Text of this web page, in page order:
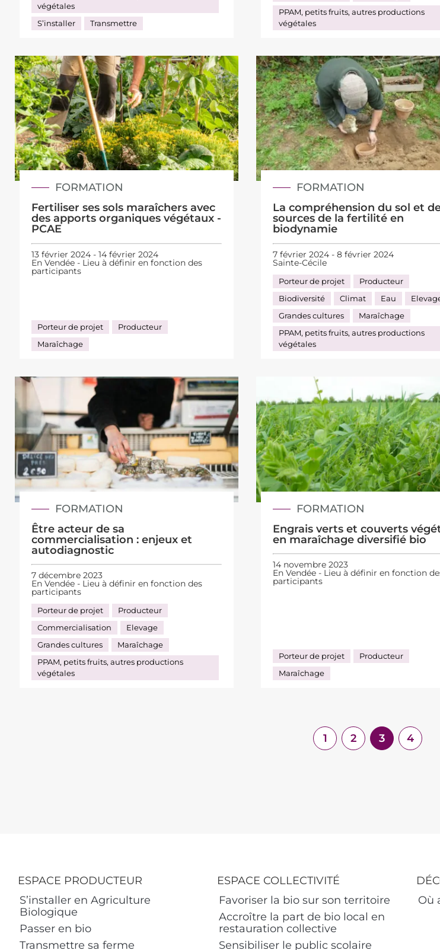
végétales
S’installer
Transmettre
PPAM, petits fruits, autres productions
végétales
FORMATION
Fertiliser ses sols maraîchers avec
des apports organiques végétaux -
PCAE
13 février 2024 - 14 février 2024
En Vendée - Lieu à définir en fonction des
participants
Porteur de projet
Producteur
Maraîchage
FORMATION
La compréhension du sol et
sources de la fertilité en
biodynamie
7 février 2024 - 8 février 2024
Sainte-Cécile
Porteur de projet
Producteur
Biodiversité
Climat Eau
Grandes cultures
Maraîchage
PPAM, petits fruits, autres productions
végétales
FORMATION
Être acteur de sa
commercialisation : enjeux et
autodiagnostic
7 décembre 2023
En Vendée - Lieu à définir en fonction des
participants
Porteur de projet
Producteur
Commercialisation
Elevage
Grandes cultures
Maraîchage
PPAM, petits fruits, autres productions
végétales
FORMATION
Engrais verts et couverts
en maraîchage diversifié bio
14 novembre 2023
En Vendée - Lieu à définir en fonction
participants
Porteur de projet
Producteur
Maraîchage
1 2 3 4
ESPACE PRODUCTEUR
S’installer en Agriculture
Biologique
Passer en bio
Transmettre sa ferme
ESPACE COLLECTIVITÉ
Favoriser la bio sur son territoire
Accroître la part de bio local en
restauration collective
Sensibiliser le public scolaire
Où